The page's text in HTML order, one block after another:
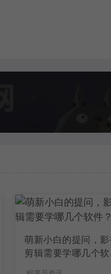
萌新小白的提问，
剪辑需要学哪几个软